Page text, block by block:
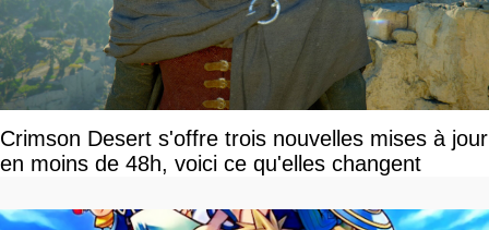
Crimson Desert s'offre trois nouvelles mises à jour
en moins de 48h, voici ce qu'elles changent